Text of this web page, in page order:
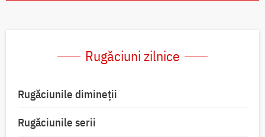
Rugăciuni zilnice
Rugăciunile dimineții
Rugăciunile serii